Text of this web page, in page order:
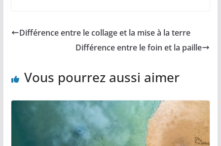
Différence entre le collage et la mise à la terre
Différence entre le foin et la paille
Vous pourrez aussi aimer